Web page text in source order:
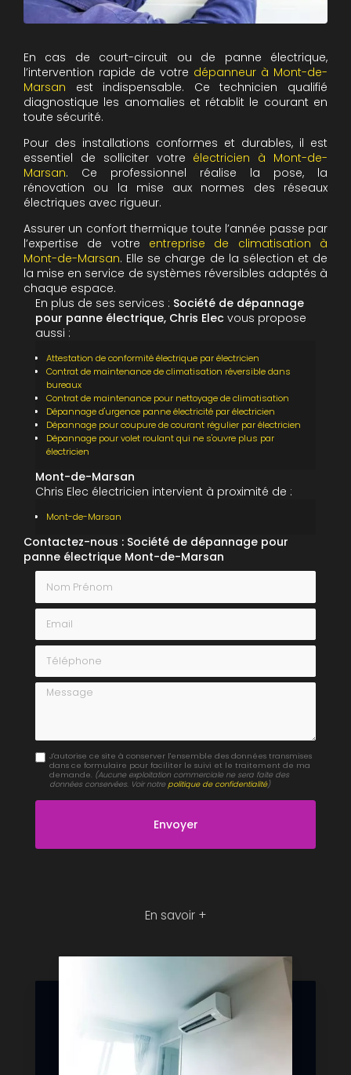
En cas de court-circuit ou de panne électrique,
l’intervention rapide de votre dépanneur à Mont-de-
Marsan est indispensable. Ce technicien qualifié
diagnostique les anomalies et rétablit le courant en
toute sécurité.
Pour des installations conformes et durables, il est
essentiel de solliciter votre électricien à Mont-de-
Marsan. Ce professionnel réalise la pose, la
rénovation ou la mise aux normes des réseaux
électriques avec rigueur.
Assurer un confort thermique toute l’année passe par
l’expertise de votre entreprise de climatisation à
Mont-de-Marsan. Elle se charge de la sélection et de
la mise en service de systèmes réversibles adaptés à
chaque espace.
En plus de ses services : Société de dépannage
pour panne électrique, Chris Elec vous propose
aussi :
Attestation de conformité électrique par électricien
Contrat de maintenance de climatisation réversible dans
bureaux
Contrat de maintenance pour nettoyage de climatisation
Dépannage d'urgence panne électricité par électricien
Dépannage pour coupure de courant régulier par électricien
Dépannage pour volet roulant qui ne s'ouvre plus par
électricien
Mont-de-Marsan
Chris Elec électricien intervient à proximité de :
Mont-de-Marsan
Contactez-nous : Société de dépannage pour
panne électrique Mont-de-Marsan
Nom Prénom
Email
Téléphone
Message
J'autorise ce site à conserver l'ensemble des données transmises
dans ce formulaire pour faciliter le suivi et le traitement de ma
demande. (Aucune exploitation commerciale ne sera faite des
données conservées. Voir notrepolitique de confidentialité)
En savoir +